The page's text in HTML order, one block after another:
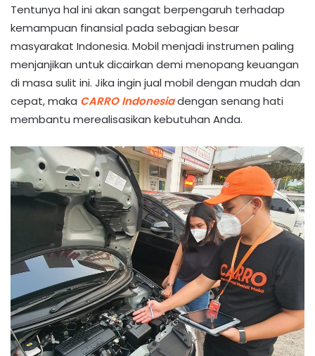
Tentunya hal ini akan sangat berpengaruh terhadap
kemampuan finansial pada sebagian besar
masyarakat Indonesia. Mobil menjadi instrumen paling
menjanjikan untuk dicairkan demi menopang keuangan
di masa sulit ini. Jika ingin jual mobil dengan mudah dan
cepat, maka CARRO Indonesiadengan senang hati
membantu merealisasikan kebutuhan Anda.